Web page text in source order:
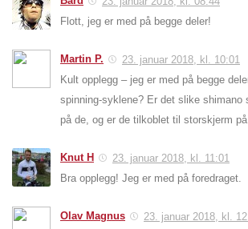
Flott, jeg er med på begge deler!
Martin P.
23. januar 2018, kl. 10:01
Kult opplegg – jeg er med på begge
spinning-syklene? Er det slike shimano
på de, og er de tilkoblet til storskjerm
Knut H
23. januar 2018, kl. 11:01
Bra opplegg! Jeg er med på foredraget.
Olav Magnus
23. januar 2018, kl.